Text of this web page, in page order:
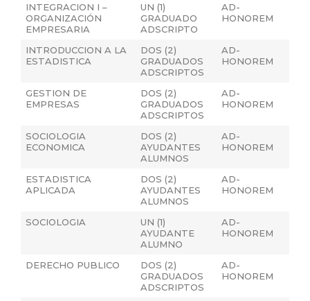
INTEGRACION I –
ORGANIZACIÓN
EMPRESARIA
UN (1)
GRADUADO
ADSCRIPTO
AD-
HONOREM
INTRODUCCION A LA
ESTADISTICA
DOS (2)
GRADUADOS
ADSCRIPTOS
AD-
HONOREM
GESTION DE
EMPRESAS
DOS (2)
GRADUADOS
ADSCRIPTOS
AD-
HONOREM
SOCIOLOGIA
ECONOMICA
DOS (2)
AYUDANTES
ALUMNOS
AD-
HONOREM
ESTADISTICA
APLICADA
DOS (2)
AYUDANTES
ALUMNOS
AD-
HONOREM
SOCIOLOGIA
UN (1)
AYUDANTE
ALUMNO
AD-
HONOREM
DERECHO PUBLICO
DOS (2)
GRADUADOS
ADSCRIPTOS
AD-
HONOREM